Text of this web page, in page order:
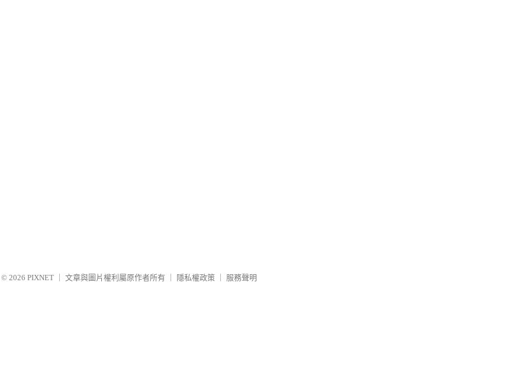
© 2026 PIXNET 文章與圖片權利屬原作者所有 隱私權政策 服務聲明